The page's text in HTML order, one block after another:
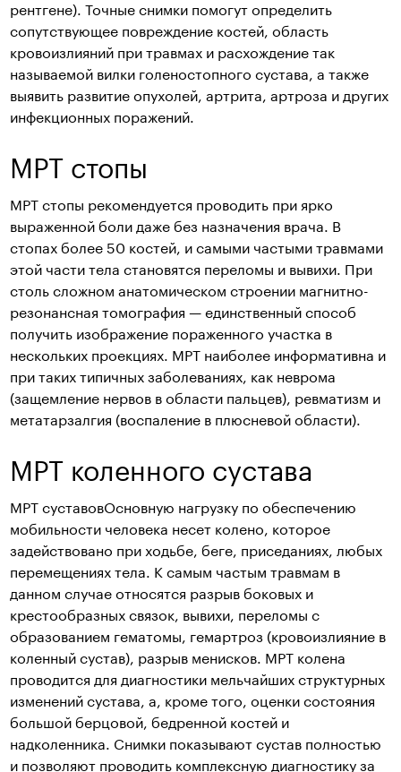
рентгене). Точные снимки помогут определить
сопутствующее повреждение костей, область
кровоизлияний при травмах и расхождение так
называемой вилки голеностопного сустава, а также
выявить развитие опухолей, артрита, артроза и других
инфекционных поражений.
МРТ стопы
МРТ стопы рекомендуется проводить при ярко
выраженной боли даже без назначения врача. В
стопах более 50 костей, и самыми частыми травмами
этой части тела становятся переломы и вывихи. При
столь сложном анатомическом строении магнитно-
резонансная томография — единственный способ
получить изображение пораженного участка в
нескольких проекциях. МРТ наиболее информативна и
при таких типичных заболеваниях, как неврома
(защемление нервов в области пальцев), ревматизм и
метатарзалгия (воспаление в плюсневой области).
МРТ коленного сустава
МРТ суставовОсновную нагрузку по обеспечению
мобильности человека несет колено, которое
задействовано при ходьбе, беге, приседаниях, любых
перемещениях тела. К самым частым травмам в
данном случае относятся разрыв боковых и
крестообразных связок, вывихи, переломы с
образованием гематомы, гемартроз (кровоизлияние в
коленный сустав), разрыв менисков. МРТ колена
проводится для диагностики мельчайших структурных
изменений сустава, а, кроме того, оценки состояния
большой берцовой, бедренной костей и
надколенника. Снимки показывают сустав полностью
и позволяют проводить комплексную диагностику за